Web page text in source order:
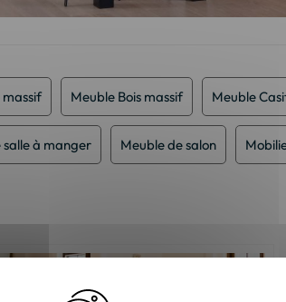
massif Meuble Bois massif Meuble
salle à manger Meuble de salon